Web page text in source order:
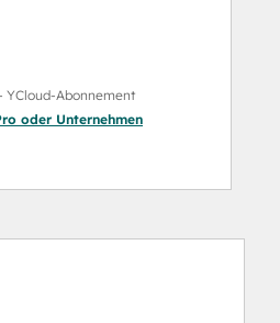
YCloud-Abonnement
oder Unternehmen